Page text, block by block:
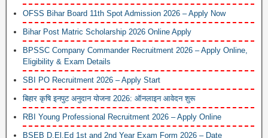
OFSS Bihar Board 11th Spot Admission 2026 – Apply Now
Bihar Post Matric Scholarship 2026 Online Apply
BPSSC Company Commander Recruitment 2026 – Apply Online,
Eligibility & Exam Details
SBI PO Recruitment 2026 – Apply Start
बिहार कृषि इनपुट अनुदान योजना 2026: ऑनलाइन आवेदन शुरू
RBI Young Professional Recruitment 2026 – Apply Online
BSEB D.El.Ed 1st and 2nd Year Exam Form 2026 – Date